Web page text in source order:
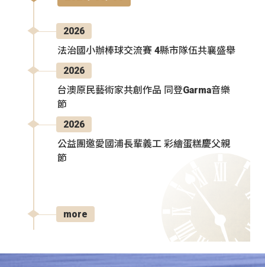
2026
法治國小辦棒球交流賽 4縣市隊伍共襄盛舉
2026
台澳原民藝術家共創作品 同登Garma音樂
節
2026
公益團邀愛國浦長輩義工 彩繪蛋糕慶父親
節
more